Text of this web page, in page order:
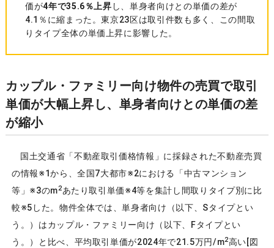
価が4年で35.6％上昇 し、単身者向けとの単価の差が
4.1％に縮まった。東京23区は取引件数も多く、この間取
りタイプ全体の単価上昇に影響した。
カップル・ファミリー向け物件の売買で取引
単価が大幅上昇し、単身者向けとの単価の差
が縮小
国土交通省「不動産取引価格情報」に採録された不動産売買
の情報※1から、全国7大都市※2における「中古マンション
等」※3のm2あたり取引単価※4等を集計し間取りタイプ別に比
較※5した。物件全体では、単身者向け（以下、Sタイプとい
う。）はカップル・ファミリー向け（以下、Fタイプとい
う。）と比べ、平均取引単価が2024年で21.5万円/m2高い[図